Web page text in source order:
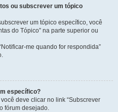
ou subscrever um tópico
um tópico específico, você
do Tópico” na parte superior ou
me quando for respondida”
específico?
deve clicar no link “Subscrever
fórum desejado.